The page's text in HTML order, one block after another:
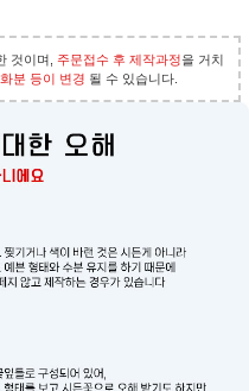
것이며,주문접수 후 제작과정을 거치
분 등이 변경 될 수 있습니다.